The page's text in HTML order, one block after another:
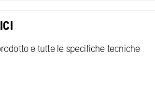
e tutte le specifiche tecniche